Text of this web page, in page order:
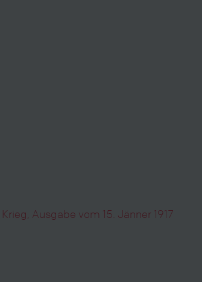
Ausgabe vom 15. Jänner 1917